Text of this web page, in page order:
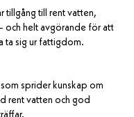
tillgång till rent vatten,
och helt avgörande för att
ta sig ur fattigdom.
sprider kunskap om
rent vatten och god